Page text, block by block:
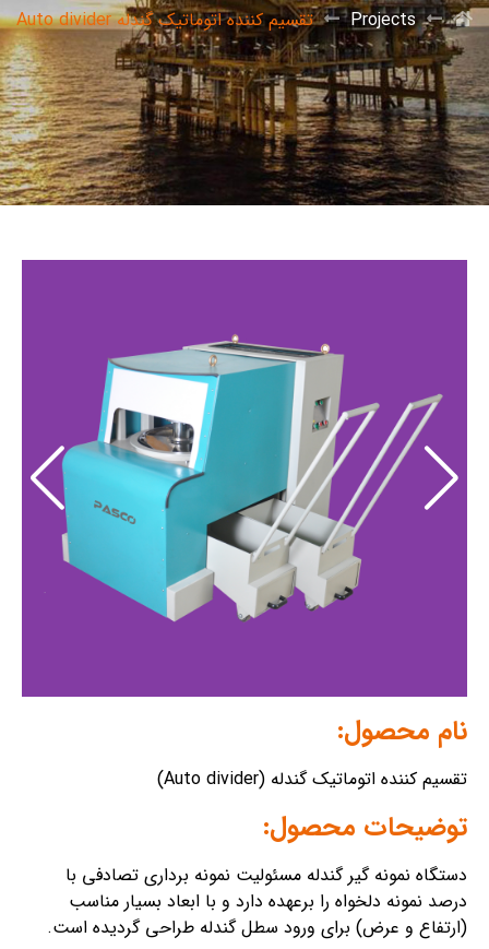
Projects تقسیم کننده اتوماتیک گندله Auto divider
نام محصول:
تقسیم کننده اتوماتیک گندله (Auto divider)
توضیحات محصول:
دستگاه نمونه گیر گندله مسئولیت نمونه برداری تصادفی با
درصد نمونه دلخواه را برعهده دارد و با ابعاد بسیار مناسب
(ارتفاع و عرض) برای ورود سطل گندله طراحی گردیده است.